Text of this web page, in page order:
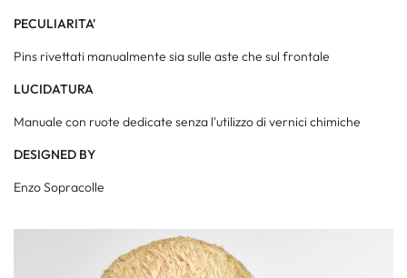
PECULIARITA'
Pins rivettati manualmente sia sulle aste che sul frontale
LUCIDATURA
Manuale con ruote dedicate senza l'utilizzo di vernici chimiche
DESIGNED BY
Enzo Sopracolle